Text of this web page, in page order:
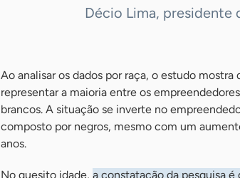
Décio Lima, presidente
Ao analisar os dados por raça, o estudo
representar a maioria entre os
brancos. A situação se inverte no
composto por negros, mesmo com um
anos.
No quesito idade, a constatação da pesquisa